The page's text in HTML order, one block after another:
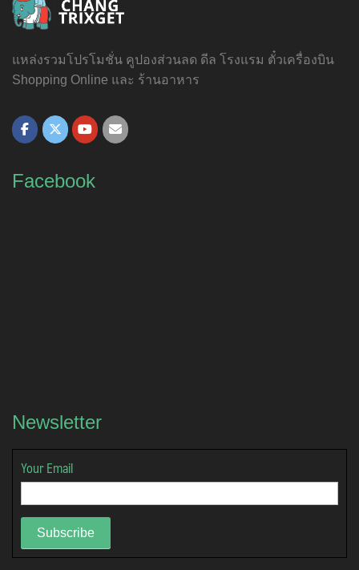
แหล่งรวมโปรโมชั่น คูปองส่วนลด ดีล โรงแรม ตั๋วเครื่องบิน
Shopping Online และ ร้านอาหาร
Facebook
Newsletter
Your Email
Subscribe